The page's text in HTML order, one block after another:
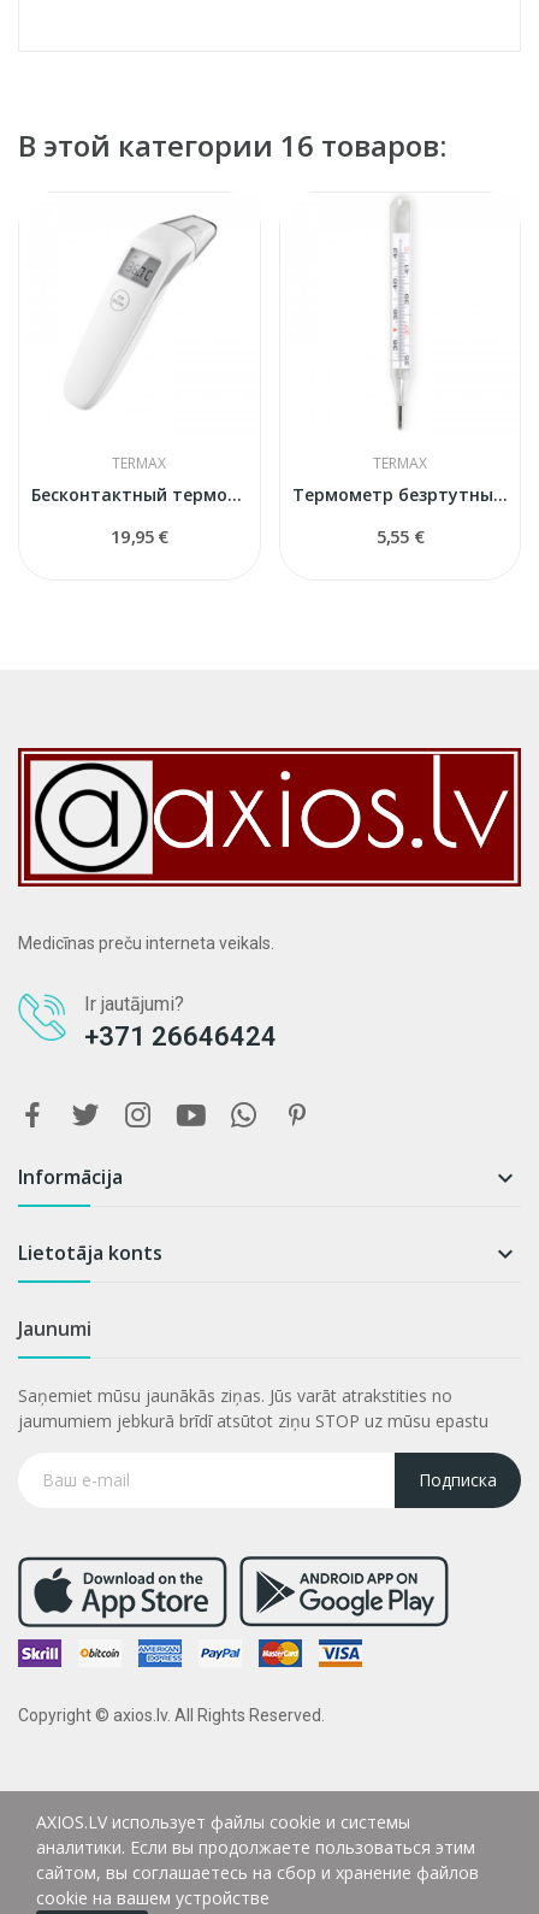
В этой категории 16 товаров:
TERMAX
Бесконтактный термометр Termax KFT-22
19,95 €
TERMAX
Термометр безртутный TERMAX
5,55 €
Medicīnas preču interneta veikals.
Ir jautājumi?
+371 26646424
Informācija 
Lietotāja konts 
Jaunumi
Saņemiet mūsu jaunākās ziņas. Jūs varāt atrakstities no
jaumumiem jebkurā brīdī atsūtot ziņu STOP uz mūsu epastu
Подписка
Copyright © axios.lv. All Rights Reserved.
AXIOS.LV использует файлы cookie и системы
аналитики. Если вы продолжаете пользоваться этим
сайтом, вы соглашаетесь на сбор и хранение файлов
cookie на вашем устройстве